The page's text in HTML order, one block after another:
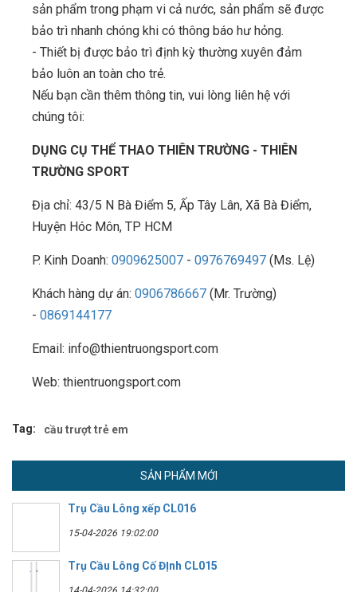
sản phẩm trong phạm vi cả nước, sản phẩm sẽ được
bảo trì nhanh chóng khi có thông báo hư hỏng.
- Thiết bị được bảo trì định kỳ thường xuyên đảm
bảo luôn an toàn cho trẻ.
Nếu bạn cần thêm thông tin, vui lòng liên hệ với
chúng tôi:
DỤNG CỤ THỂ THAO THIÊN TRƯỜNG - THIÊN
TRƯỜNG SPORT
Địa chỉ: 43/5 N Bà Điểm 5, Ấp Tây Lân, Xã Bà Điểm,
Huyện Hóc Môn, TP HCM
P. Kinh Doanh: 0909625007 - 0976769497 (Ms. Lệ)
Khách hàng dự án: 0906786667 (Mr. Trường)
- 0869144177
Email: info@thientruongsport.com
Web: thientruongsport.com
Tag: cầu trượt trẻ em
SẢN PHẨM MỚI
Trụ Cầu Lông xếp CL016
15-04-2026 19:02:00
Trụ Cầu Lông Cố ĐỊnh CL015